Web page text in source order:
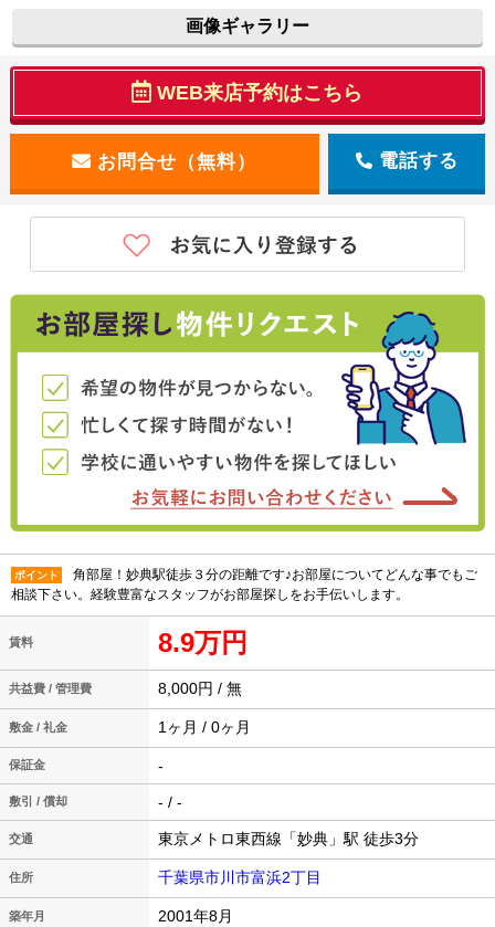
画像ギャラリー
WEB来店予約はこちら
電話する
ポイント
角部屋！妙典駅徒歩３分の距離です♪お部屋についてどんな事でもご
相談下さい。経験豊富なスタッフがお部屋探しをお手伝いします。
賃料 8.9万円
共益費 / 管理費 8,000円 / 無
敷金 / 礼金 1ヶ月 / 0ヶ月
保証金 -
敷引 / 償却 - / -
交通 東京メトロ東西線「妙典」駅 徒歩3分
住所 千葉県市川市富浜2丁目
築年月 2001年8月